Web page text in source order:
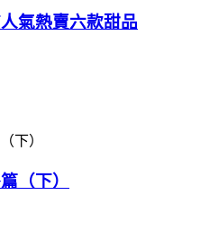
氣熱賣六款甜品
（下）